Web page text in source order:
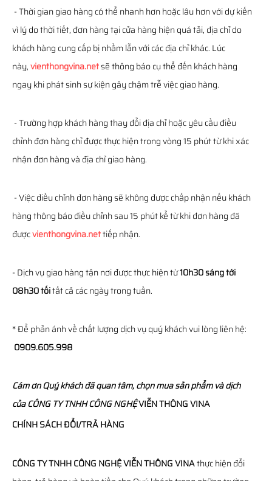
- Thời gian giao hàng có thể nhanh hơn hoặc lâu hơn với dự kiến
vì lý do thời tiết, đơn hàng tại cửa hàng hiện quá tải, địa chỉ do
khách hàng cung cấp bị nhầm lẫn với các địa chỉ khác. Lúc
này,vienthongvina.netsẽ thông báo cụ thể đến khách hàng
ngay khi phát sinh sự kiện gây chậm trễ việc giao hàng.
- Trường hợp khách hàng thay đổi địa chỉ hoặc yêu cầu điều
chỉnh đơn hàng chỉ được thực hiện trong vòng 15 phút từ khi xác
nhận đơn hàng và địa chỉ giao hàng.
- Việc điều chỉnh đơn hàng sẽ không được chấp nhận nếu khách
hàng thông báo điều chỉnh sau 15 phút kể từ khi đơn hàng đã
đượcvienthongvina.nettiếp nhận.
- Dịch vụ giao hàng tận nơi được thực hiện từ10h30 sáng tới
08h30 tốitất cả các ngày trong tuần.
* Để phản ánh về chất lượng dịch vụ quý khách vui lòng liên hệ:
0909.605.998
Cám ơn Quý khách đã quan tâm, chọn mua sản phẩm và dịch
củaCÔNG TY TNHH CÔNG NGHỆVIỄN THÔNGVINA
CHÍNH SÁCH ĐỔI/TRẢ HÀNG
CÔNG TY TNHH CÔNG NGHỆ VIỄN THÔNG VINAthực hiện đổi